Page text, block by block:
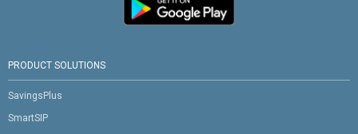
PRODUCT SOLUTIONS
SavingsPlus
SmartSIP